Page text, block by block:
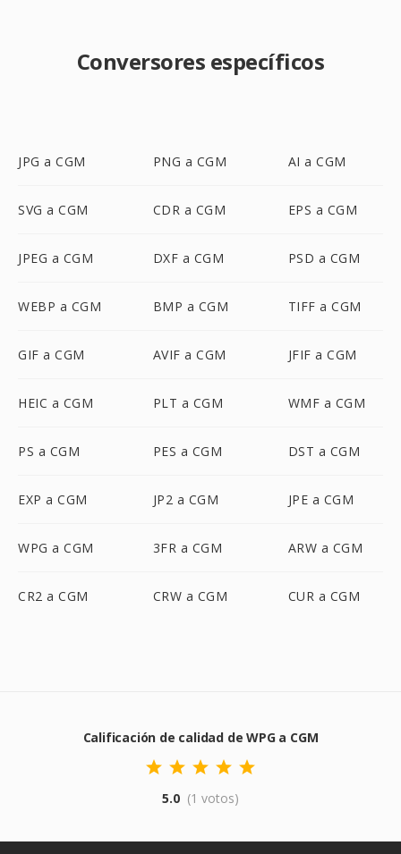
Conversores específicos
JPG a CGM PNG a CGM AI a CGM
SVG a CGM CDR a CGM EPS a CGM
JPEG a CGM DXF a CGM PSD a CGM
WEBP a CGM BMP a CGM TIFF a CGM
GIF a CGM AVIF a CGM JFIF a CGM
HEIC a CGM PLT a CGM WMF a CGM
PS a CGM PES a CGM DST a CGM
EXP a CGM JP2 a CGM JPE a CGM
WPG a CGM 3FR a CGM ARW a CGM
CR2 a CGM CRW a CGM CUR a CGM
Calificación de calidad de WPG a CGM
5.0 (1 votos)